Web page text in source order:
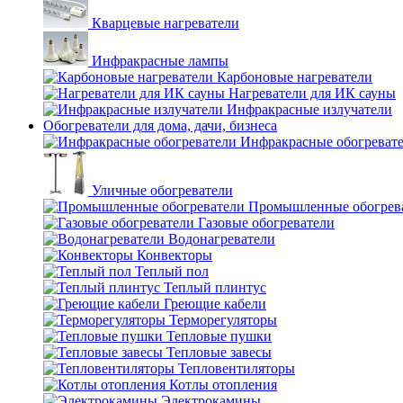
Кварцевые нагреватели
Инфракрасные лампы
Карбоновые нагреватели
Нагреватели для ИК сауны
Инфракрасные излучатели
Обогреватели для дома, дачи, бизнеса
Инфракрасные
Уличные обогреватели
Промышленные
Газовые обогреватели
Водонагреватели
Конвекторы
Теплый пол
Теплый плинтус
Греющие кабели
Терморегуляторы
Тепловые пушки
Тепловые завесы
Тепловентиляторы
Котлы отопления